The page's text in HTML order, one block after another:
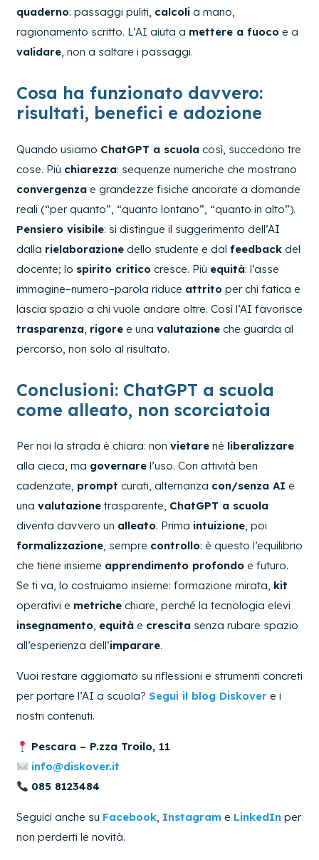
quaderno: passaggi puliti, calcolia mano,
ragionamento scritto. L’AI aiuta a mettere a fuoco e a
validare, non a saltare i passaggi.
Cosa ha funzionato davvero:
risultati, benefici e adozione
Quando usiamo ChatGPT a scuolacosì, succedono tre
cose. Più chiarezza: sequenze numeriche che mostrano
convergenzae grandezze fisiche ancorate a domande
reali (“per quanto”, “quanto lontano”, “quanto in alto”).
Pensiero visibile: si distingue il suggerimento dell’AI
dalla rielaborazionedello studente e dal feedbackdel
docente; lo spirito critico cresce. Più equità: l’asse
immagine–numero–parola riduce attrito per chi fatica e
lascia spazio a chi vuole andare oltre. Così l’AI favorisce
trasparenza, rigoree una valutazioneche guarda al
percorso, non solo al risultato.
Conclusioni: ChatGPT a scuola
come alleato, non scorciatoia
Per noi la strada è chiara: non vietarené liberalizzare
alla cieca, ma governarel’uso. Con attività ben
cadenzate, prompt curati, alternanza con/senza AI e
una valutazionetrasparente, ChatGPT a scuola
diventa davvero un alleato. Prima intuizione, poi
formalizzazione, sempre controllo: è questo l’equilibrio
che tiene insieme apprendimento profondo e futuro.
Se ti va, lo costruiamo insieme: formazione mirata, kit
operativi e metrichechiare, perché la tecnologia elevi
insegnamento, equitàe crescitasenza rubare spazio
all’esperienza dell’imparare.
Vuoi restare aggiornato su riflessioni e strumenti concreti
per portare l’AI a scuola? Segui il blog Diskover e i
nostri contenuti.
Pescara – P.zza Troilo, 11
info@diskover.it
085 8123484
Seguici anche su Facebook, Instagram e LinkedIn per
non perderti le novità.